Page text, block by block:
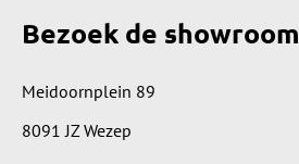
Bezoek de showroom
Meidoornplein 89
8091 JZ Wezep